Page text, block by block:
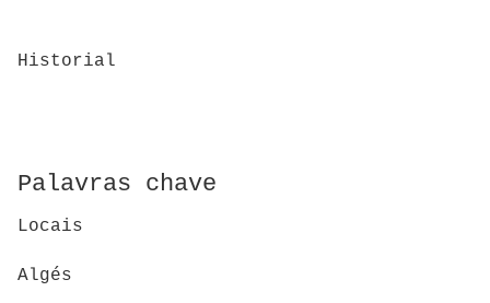
Historial
Palavras chave
Locais
Algés